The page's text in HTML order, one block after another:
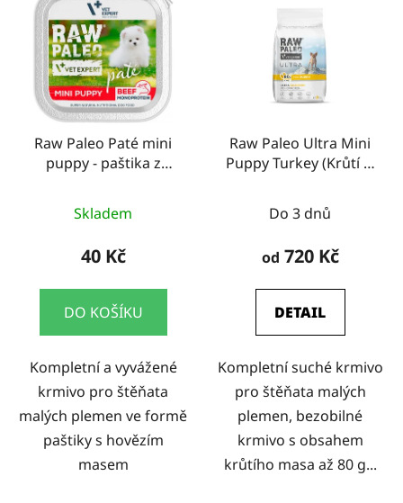
Raw Paleo Paté mini
puppy - paštika z
Skladem
40 Kč
DO KOŠÍKU
Kompletní a vyvážené
krmivo pro štěňata
malých plemen ve formě
paštiky s hovězím
masem
Raw Paleo Ultra Mini
Puppy Turkey (Krůtí &
Do 3 dnů
od 720 Kč
DETAIL
Kompletní suché krmivo
pro štěňata malých
plemen, bezobilné
krmivo s obsahem
krůtího masa až 80 g...